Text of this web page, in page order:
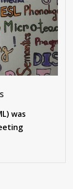
was